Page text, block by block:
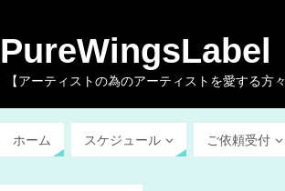
PureWingsLabel
【アーティストの為のアーティストを愛する
ホーム スケジュール ご依頼受付